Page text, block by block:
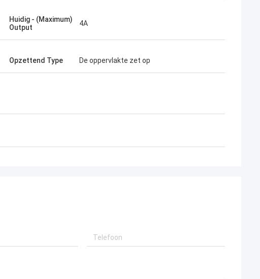
Huidig - (Maximum)
Output
4A
Opzettend Type De oppervlakte zet op